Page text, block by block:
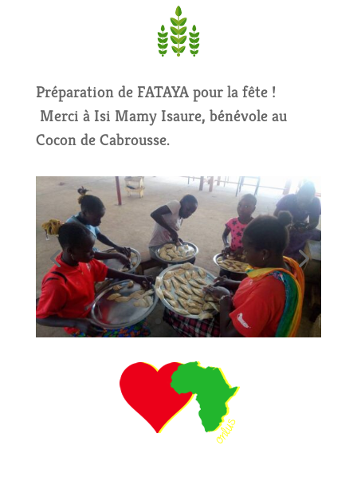
Préparation de FATAYA pour la fête !
Merci à Isi Mamy Isaure, bénévole au
Cocon de Cabrousse.